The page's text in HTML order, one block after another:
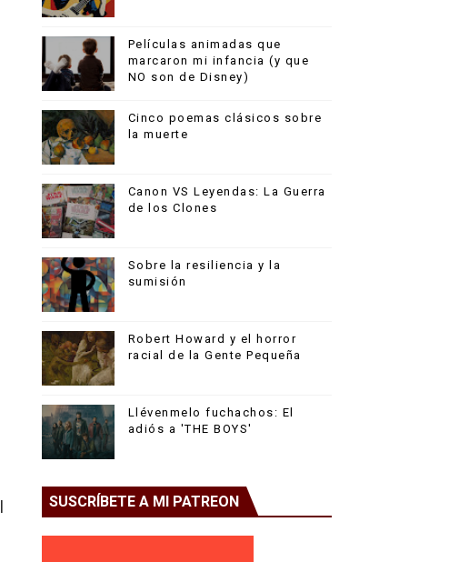
Películas animadas que
marcaron mi infancia (y que
NO son de Disney)
Cinco poemas clásicos sobre
la muerte
Canon VS Leyendas: La Guerra
de los Clones
Sobre la resiliencia y la
sumisión
Robert Howard y el horror
racial de la Gente Pequeña
Llévenmelo fuchachos: El
adiós a 'THE BOYS'
SUSCRÍBETE A MI PATREON